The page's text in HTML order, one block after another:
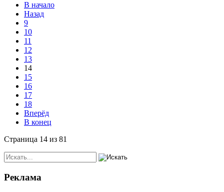
В начало
Назад
9
10
11
12
13
14
15
16
17
18
Вперёд
В конец
Страница 14 из 81
Реклама